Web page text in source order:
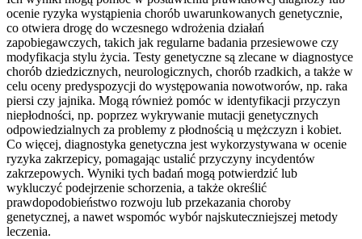
ocenie ryzyka wystąpienia chorób uwarunkowanych genetycznie,
co otwiera drogę do wczesnego wdrożenia działań
zapobiegawczych, takich jak regularne badania przesiewowe czy
modyfikacja stylu życia. Testy genetyczne są zlecane w diagnostyce
chorób dziedzicznych, neurologicznych, chorób rzadkich, a także w
celu oceny predyspozycji do występowania nowotworów, np. raka
piersi czy jajnika. Mogą również pomóc w identyfikacji przyczyn
niepłodności, np. poprzez wykrywanie mutacji genetycznych
odpowiedzialnych za problemy z płodnością u mężczyzn i kobiet.
Co więcej, diagnostyka genetyczna jest wykorzystywana w ocenie
ryzyka zakrzepicy, pomagając ustalić przyczyny incydentów
zakrzepowych. Wyniki tych badań mogą potwierdzić lub
wykluczyć podejrzenie schorzenia, a także określić
prawdopodobieństwo rozwoju lub przekazania choroby
genetycznej, a nawet wspomóc wybór najskuteczniejszej metody
leczenia.